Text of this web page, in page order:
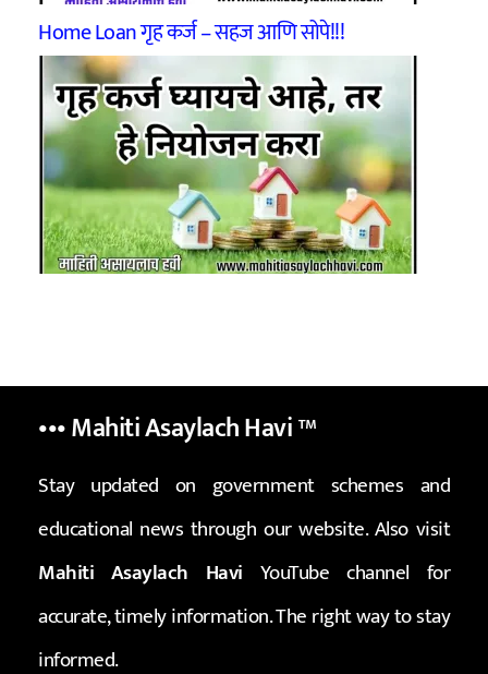
Home Loan गृह कर्ज – सहज आणि सोपे!!!
••• Mahiti Asaylach Havi™
Stay updated on government schemes and
educational news through our website. Also visit
Mahiti Asaylach Havi YouTube channel for
accurate, timely information. The right way to stay
informed.